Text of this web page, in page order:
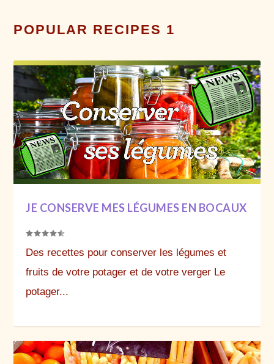
POPULAR RECIPES 1
JE CONSERVE MES LÉGUMES EN BOCAUX
Des recettes pour conserver les légumes et
fruits de votre potager et de votre verger Le
potager...